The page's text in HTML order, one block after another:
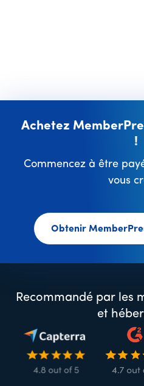
Achetez
!
Commencez à être
vous
Obtenir
Recommandé par les
et